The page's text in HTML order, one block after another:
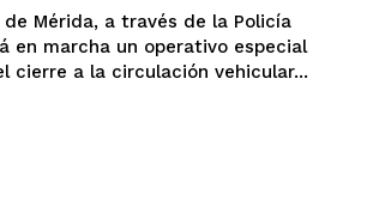
Mérida, a través de la Policía
en marcha un operativo especial
cierre a la circulación vehicular...